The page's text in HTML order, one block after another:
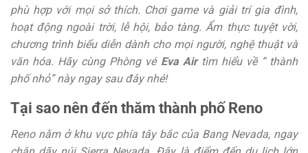
phù hợp với mọi sở thích. Chơi game và giải trí gia đình,
hoạt động ngoài trời, lễ hội, bảo tàng. Ẩm thực tuyệt vời,
chương trình biểu diễn dành cho mọi người, nghệ thuật và
văn hóa. Hãy cùng Phòng vé Eva Airtìm hiểu về ” thành
phố nhỏ” này ngay sau đây nhé!
Tại sao nên đến thăm thành phố Reno
Reno nằm ở khu vực phía tây bắc của Bang Nevada, ngay